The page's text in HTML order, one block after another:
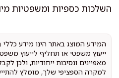
השלכות כספיות ומשפטיות
המידע המוצג באתר הינו מידע כללי
ייעוץ משפטי או תחליף לייעוץ
מאפיינים ונסיבות ייחודיות, ולכן
למקרה הספציפי שלך, מומלץ